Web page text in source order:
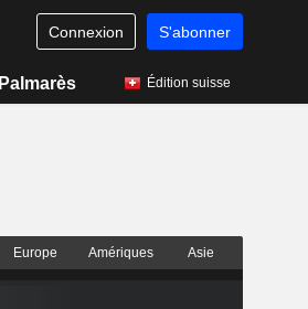
Connexion S'abonner
Palmarès Édition suisse
Europe Amériques Asie